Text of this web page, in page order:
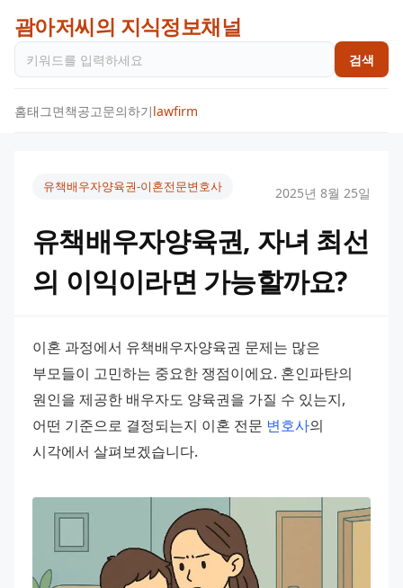
괌아저씨의 지식정보채널
검색
홈태그면책공고문의하기lawfirm
유책배우자양육권-이혼전문변호사 2025년 8월 25일
유책배우자양육권, 자녀 최선
의 이익이라면 가능할까요?
이혼 과정에서 유책배우자양육권 문제는 많은
부모들이 고민하는 중요한 쟁점이에요. 혼인파탄의
원인을 제공한 배우자도 양육권을 가질 수 있는지,
어떤 기준으로 결정되는지 이혼 전문 변호사의
시각에서 살펴보겠습니다.